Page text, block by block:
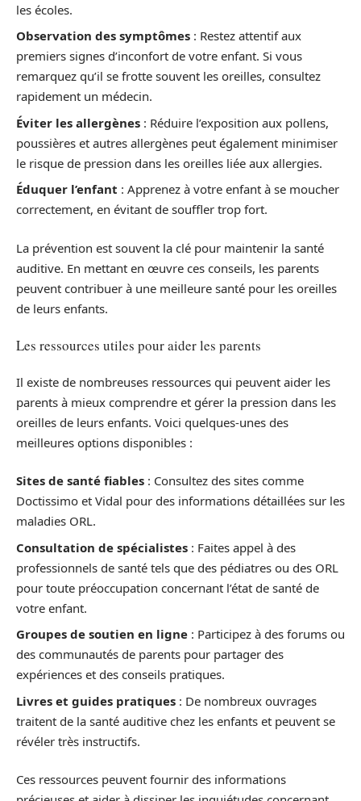
les écoles.
Observation des symptômes : Restez attentif aux
premiers signes d’inconfort de votre enfant. Si vous
remarquez qu’il se frotte souvent les oreilles, consultez
rapidement un médecin.
Éviter les allergènes : Réduire l’exposition aux pollens,
poussières et autres allergènes peut également minimiser
le risque de pression dans les oreilles liée aux allergies.
Éduquer l’enfant : Apprenez à votre enfant à se moucher
correctement, en évitant de souffler trop fort.
La prévention est souvent la clé pour maintenir la santé
auditive. En mettant en œuvre ces conseils, les parents
peuvent contribuer à une meilleure santé pour les oreilles
de leurs enfants.
Les ressources utiles pour aider les parents
Il existe de nombreuses ressources qui peuvent aider les
parents à mieux comprendre et gérer la pression dans les
oreilles de leurs enfants. Voici quelques-unes des
meilleures options disponibles :
Sites de santé fiables : Consultez des sites comme
Doctissimo et Vidal pour des informations détaillées sur les
maladies ORL.
Consultation de spécialistes : Faites appel à des
professionnels de santé tels que des pédiatres ou des ORL
pour toute préoccupation concernant l’état de santé de
votre enfant.
Groupes de soutien en ligne : Participez à des forums ou
des communautés de parents pour partager des
expériences et des conseils pratiques.
Livres et guides pratiques : De nombreux ouvrages
traitent de la santé auditive chez les enfants et peuvent se
révéler très instructifs.
Ces ressources peuvent fournir des informations